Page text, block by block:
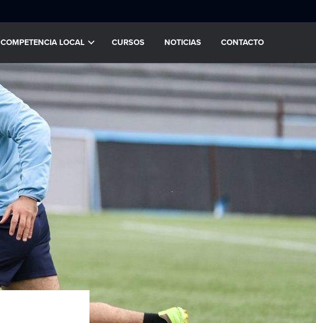
COMPETENCIA LOCAL CURSOS NOTICIAS CONTACTO